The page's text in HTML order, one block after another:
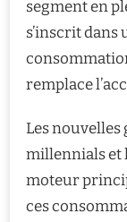
segment en
s’inscrit dans
remplace
Les
millennials et
moteur
ces